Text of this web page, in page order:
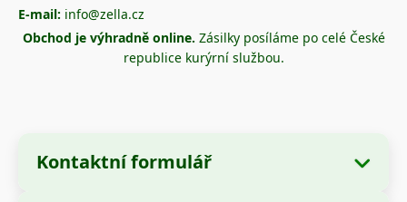
E-mail: info@zella.cz
Obchod je výhradně online. Zásilky posíláme po celé České
republice kurýrní službou.
Kontaktní formulář